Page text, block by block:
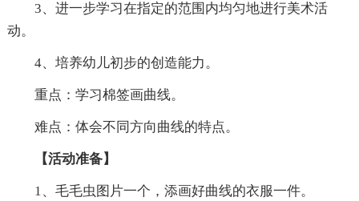
3、进一步学习在指定的范围内均匀地进行美术活
动。
4、培养幼儿初步的创造能力。
重点：学习棉签画曲线。
难点：体会不同方向曲线的特点。
【活动准备】
1、毛毛虫图片一个，添画好曲线的衣服一件。